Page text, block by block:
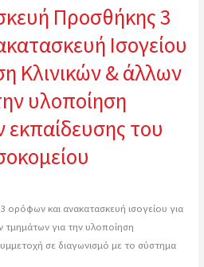
Προσθήκης 3
Ισογείου
Κλινικών & άλλων
υλοποίηση
του
και ανακατασκευή ισογείου για
τμημάτων για την υλοποίηση
σε διαγωνισμό με το σύστημα